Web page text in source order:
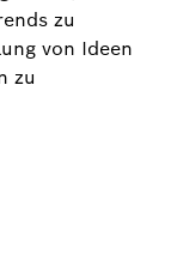
zu
von Ideen
zu